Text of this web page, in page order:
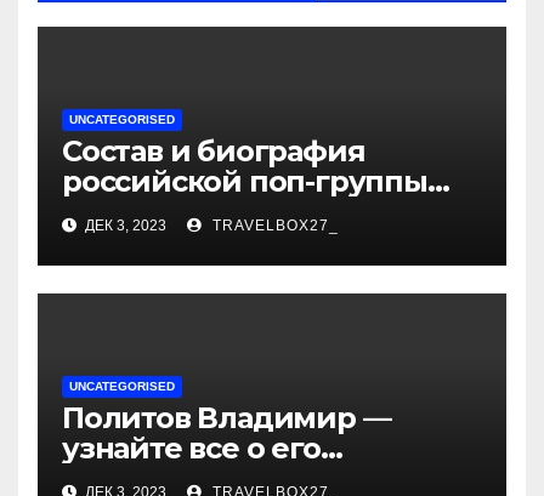
UNCATEGORISED
Состав и биография
российской поп-группы
«Иванушки интернешнл»
— история успеха, музыка
и судьбы участников
ДЕК 3, 2023 TRAVELBOX27_
UNCATEGORISED
Политов Владимир —
узнайте все о его
биографии, возрасте и